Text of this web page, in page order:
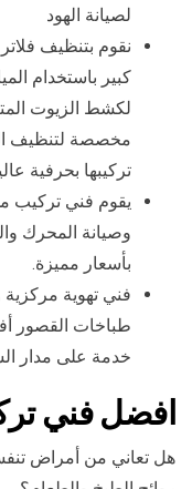
لصيانة الهود
نقوم بتنظيف
كبير باستخدام
لكشط الزيوت
مخصصة لتنظيف
تركيبها بحرفية
يقوم فني تركيب
وصيانة المحرك
بأسعار مميزة.
فني تهوية
طباخات القصور
خدمة على مدار
افضل فني
هل تعاني من أمراض